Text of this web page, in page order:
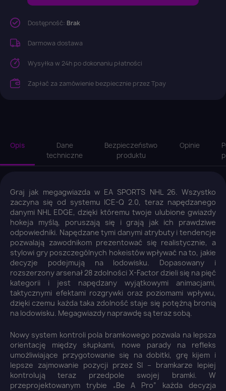
Dostępność: Brak
Darmowa dostawa
Wysyłka w 24h po dokonaniu płatności
Zapłać za zamówienie bezpiecznie przez Tpay
Opis
Dane
techniczne
Bezpieczeństwo
produktu
Opinie
Graj jak megagwiazda w EA SPORTS NHL 26. Wszystko
zaczyna się od systemu ICE-Q 2.0, teraz napędzanego
danymi NHL EDGE, dzięki któremu twoje ulubione gwiazdy
hokeja myślą, poruszają się i grają jak ich prawdziwe
odpowiedniki. Napędzane tymi danymi atrybuty i tendencje
pozwalają zawodnikom prezentować się realistycznie, a
stylowi gry poszczególnych hokeistów wpływać na to, jakie
decyzje podejmują na lodowisku. Dopasowany i
rozszerzony arsenał 28 zdolności X-Factor dzieli się na pięć
kategorii i jest napędzany wyjątkowymi animacjami,
taktycznymi efektami rozgrywki oraz poziomami wpływu,
dzięki czemu każda taka zdolność staje się potężną bronią
na lodowisku. Megagwiazdy naprawdę są teraz sobą.
Nowy system kontroli pola bramkowego pozwala na lepsza
orientację między słupkami, nowe parady na refleks
umożliwiające przygotowanie się na dobitki, grę kijem i
lepsze zajmowanie pozycji przez SI – bramkarze lepiej
kontrolują teraz przedpole swojej bramki. W
przeprojektowanym trybie „Be A Pro” każda decyzja